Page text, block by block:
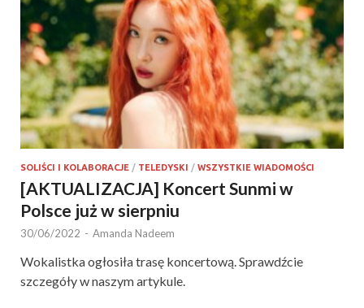
SOLIŚCI I KOLABORACJE / TELEDYSKI / WSZYSTKIE WIADOMOŚCI
[AKTUALIZACJA] Koncert Sunmi w
Polsce już w sierpniu
30/06/2022 - Amanda Nadeem
Wokalistka ogłosiła trasę koncertową. Sprawdźcie
szczegóły w naszym artykule.